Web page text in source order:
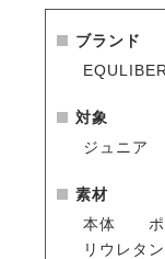
し、ごわつきが
高いシリコン
シリコンプリ
ることもありま
本製品では様
ブランド
対象
ジュニア
素材
本体 ポ
リウレタ